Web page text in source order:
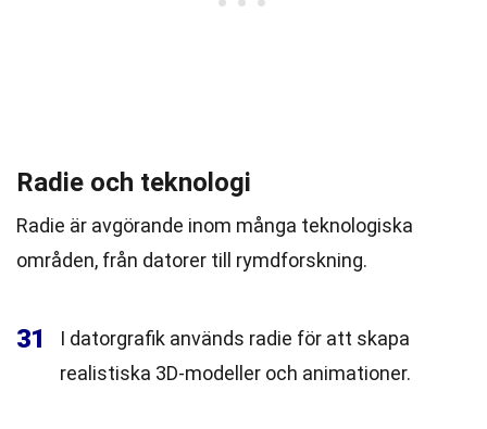
Radie och teknologi
Radie är avgörande inom många teknologiska
områden, från datorer till rymdforskning.
31
I datorgrafik används radie för att skapa
realistiska 3D-modeller och animationer.